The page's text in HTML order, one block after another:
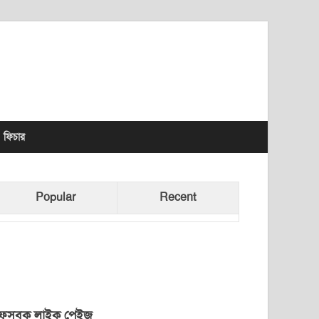
ফিচার
Popular Recent
লাইক পেইজ